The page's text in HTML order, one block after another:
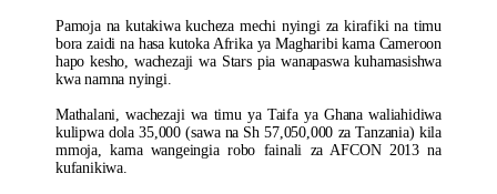
Pamoja na kutakiwa kucheza mechi nyingi za kirafiki na timu
bora zaidi na hasa kutoka Afrika ya Magharibi kama Cameroon
hapo kesho, wachezaji wa Stars pia wanapaswa kuhamasishwa
kwa namna nyingi.
Mathalani, wachezaji wa timu ya Taifa ya Ghana waliahidiwa
kulipwa dola 35,000 (sawa na Sh 57,050,000 za Tanzania) kila
mmoja, kama wangeingia robo fainali za AFCON 2013 na
kufanikiwa.